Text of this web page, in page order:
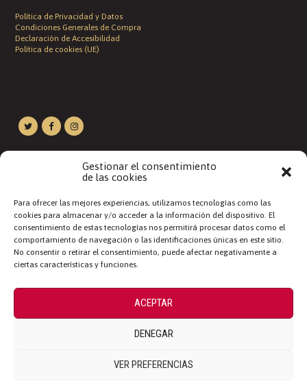
Gestionar el consentimiento
de las cookies
Para ofrecer las mejores experiencias, utilizamos tecnologías como las
cookies para almacenar y/o acceder a la información del dispositivo. El
consentimiento de estas tecnologías nos permitirá procesar datos como el
comportamiento de navegación o las identificaciones únicas en este sitio.
No consentir o retirar el consentimiento, puede afectar negativamente a
ciertas características y funciones.
ACEPTAR
DENEGAR
VER PREFERENCIAS
Política de Privacidad y Datos
Condiciones Generales de Compra
Declaración de Accesibilidad
Política de cookies (UE)
ORDEN DE FECHA DE 8 DE ABRIL 2025,
POR UN IMPORTE DE 69.593,40€